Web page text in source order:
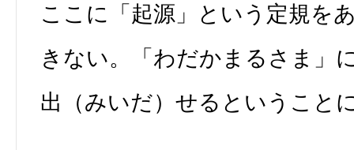
ここに「起源」という定規を
きない。「わだかまるさま」
出（みいだ）せるということ